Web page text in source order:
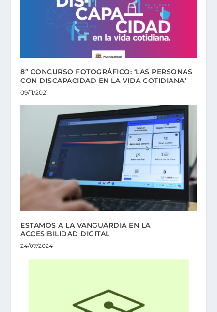
8º CONCURSO FOTOGRÁFICO: ‘LAS PERSONAS
CON DISCAPACIDAD EN LA VIDA COTIDIANA’
09/11/2021
ESTAMOS A LA VANGUARDIA EN LA
ACCESIBILIDAD DIGITAL
24/07/2024